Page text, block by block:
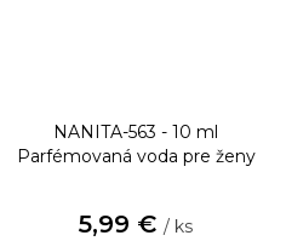
NANITA-563 - 10 ml
Parfémovaná voda pre ženy
5,99 € / ks